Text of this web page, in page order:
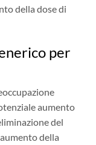
della dose di
per
aumento
del
della